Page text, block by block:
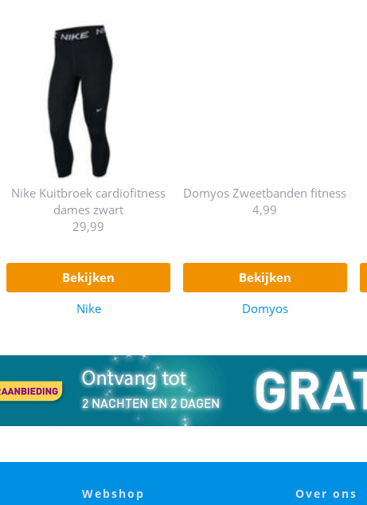
Nike Kuitbroek cardiofitness
dames zwart
29,99
bekijken
Nike
Domyos Zweetbanden fitness
4,99
bekijken
Domyos
webshop over ons